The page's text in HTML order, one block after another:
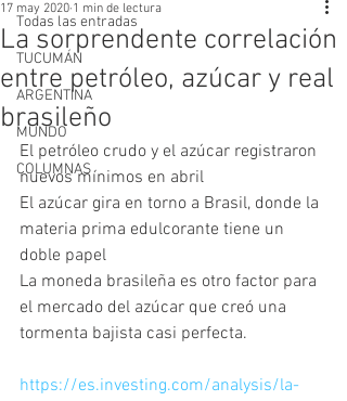
Todas las entradas
TUCUMÁN
ARGENTINA
MUNDO
COLUMNAS
La sorprendente correlación
entre petróleo, azúcar y real
brasileño
17 may 2020 1 min de lectura
El petróleo crudo y el azúcar registraron
nuevos mínimos en abril
El azúcar gira en torno a Brasil, donde la
materia prima edulcorante tiene un
doble papel
La moneda brasileña es otro factor para
el mercado del azúcar que creó una
tormenta bajista casi perfecta.
https://es.investing.com/analysis/la-